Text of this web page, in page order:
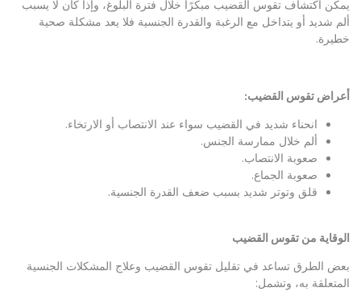
يمكن اكتشاف تقوس القضيب مبكرًا خلال فترة البلوغ، وإذا كان لا يسبب
ألم شديد أو يتداخل مع الرغبة والقدرة الجنسية فلا يعد مشكلة صحية
خطيرة.
أعراض تقوس القضيب:
انحناء شديد في القضيب سواء عند الانتصاب أو الارتخاء.
ألم خلال ممارسة الجنس.
صعوبة الانتصاب.
صعوبة الجماع.
قلق وتوتر شديد بسبب ضعف القدرة الجنسية.
الوقاية من تقوس القضيب
بعض الطرق تساعد في تقليل تقوس القضيب وعلاج المشكلات الجنسية
المتعلقة به، وتشمل: